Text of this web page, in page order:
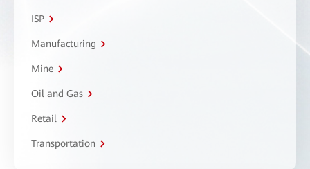
ISP
Manufacturing
Mine
Oil and Gas
Retail
Transportation